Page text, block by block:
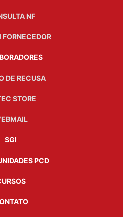
NF
DE RECUSA
STORE
SGI
PCD